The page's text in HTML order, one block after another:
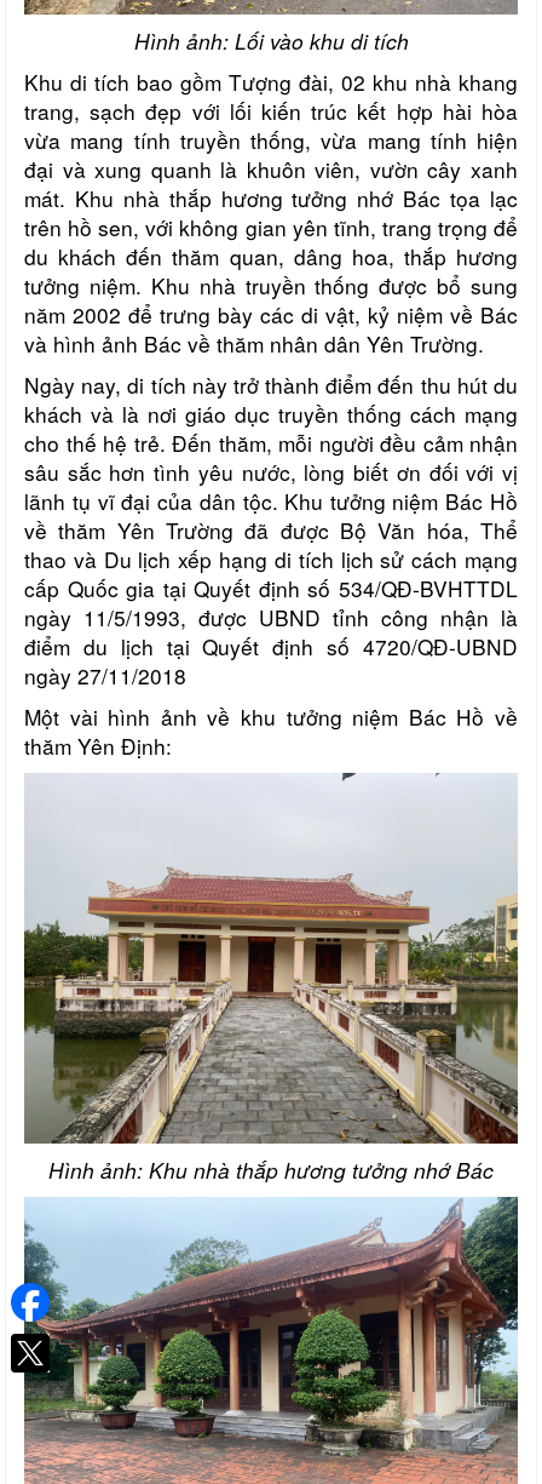
Hình ảnh: Lối vào khu di tích
Khu di tích bao gồm Tượng đài, 02 khu nhà khang
trang, sạch đẹp với lối kiến trúc kết hợp hài hòa
vừa mang tính truyền thống, vừa mang tính hiện
đại và xung quanh là khuôn viên, vườn cây xanh
mát. Khu nhà thắp hương tưởng nhớ Bác tọa lạc
trên hồ sen, với không gian yên tĩnh, trang trọng để
du khách đến thăm quan, dâng hoa, thắp hương
tưởng niệm. Khu nhà truyền thống được bổ sung
năm 2002 để trưng bày các di vật, kỷ niệm về Bác
và hình ảnh Bác về thăm nhân dân Yên Trường.
Ngày nay, di tích này trở thành điểm đến thu hút du
khách và là nơi giáo dục truyền thống cách mạng
cho thế hệ trẻ. Đến thăm, mỗi người đều cảm nhận
sâu sắc hơn tình yêu nước, lòng biết ơn đối với vị
lãnh tụ vĩ đại của dân tộc. Khu tưởng niệm Bác Hồ
về thăm Yên Trường đã được Bộ Văn hóa, Thể
thao và Du lịch xếp hạng di tích lịch sử cách mạng
cấp Quốc gia tại Quyết định số 534/QĐ-BVHTTDL
ngày 11/5/1993, được UBND tỉnh công nhận là
điểm du lịch tạiQuyết định số 4720/QĐ-UBND
ngày 27/11/2018
Một vài hình ảnh về khu tưởng niệm Bác Hồ về
thăm Yên Định:
Hình ảnh: Khu nhà thắp hương tưởng nhớ Bác